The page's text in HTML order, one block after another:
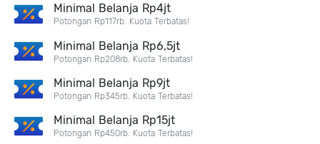
Minimal Belanja Rp4jt
Potongan Rp117rb. Kuota Terbatas!
Minimal Belanja Rp6,5jt
Potongan Rp208rb. Kuota Terbatas!
Minimal Belanja Rp9jt
Potongan Rp345rb. Kuota Terbatas!
Minimal Belanja Rp15jt
Potongan Rp450rb. Kuota Terbatas!